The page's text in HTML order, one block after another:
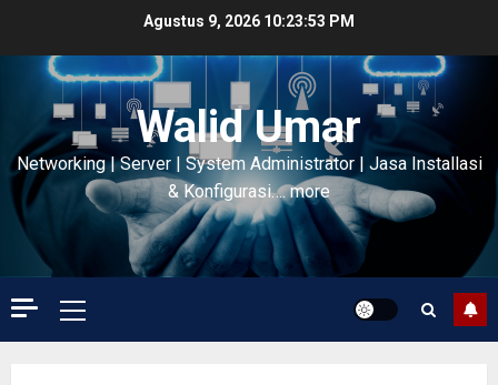
content
Agustus 9, 2026 10:23:54 PM
Walid Umar
Networking | Server | System Administrator | Jasa Installasi
& Konfigurasi…. more
Primary
Menu